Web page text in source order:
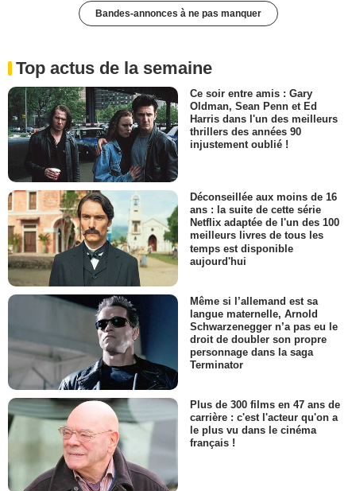
Bandes-annonces à ne pas manquer
Top actus de la semaine
Ce soir entre amis : Gary
Oldman, Sean Penn et Ed
Harris dans l'un des meilleurs
thrillers des années 90
injustement oublié !
Déconseillée aux moins de 16
ans : la suite de cette série
Netflix adaptée de l'un des 100
meilleurs livres de tous les
temps est disponible
aujourd'hui
Même si l’allemand est sa
langue maternelle, Arnold
Schwarzenegger n’a pas eu le
droit de doubler son propre
personnage dans la saga
Terminator
Plus de 300 films en 47 ans de
carrière : c'est l'acteur qu'on a
le plus vu dans le cinéma
français !